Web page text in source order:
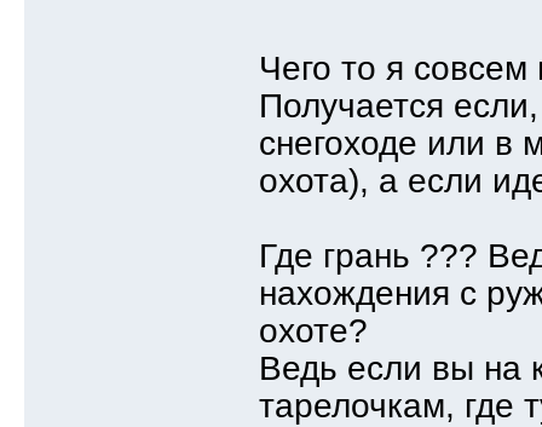
Чего то я
Получается
снегоходе или в
охота), а если
Где грань ???
нахождения с
охоте?
Ведь если вы на
тарелочкам, где